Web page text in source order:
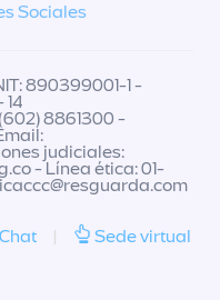
Sociales
890399001-1 -
8861300 -
judiciales:
- Línea ética: 01-
Chat | Sede virtual